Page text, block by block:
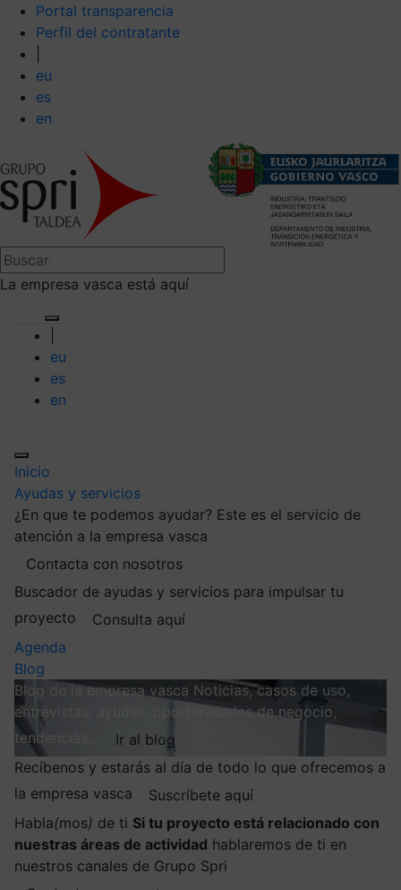
Portal transparencia
Perfil del contratante
eu
es
en
La empresa vasca está aquí
eu
es
en
Inicio
Ayudas y servicios
¿En que te podemos ayudar? Este es el servicio de
atención a la empresa vasca
Contacta con nosotros
Buscador de ayudas y servicios para impulsar tu
proyecto
Consulta aquí
Agenda
Blog
Blog de la empresa vasca Noticias, casos de uso,
entrevistas, ayudas, oportunidades de negocio,
tendencias…
Ir al blog
Recíbenos y estarás al día de todo lo que ofrecemos a
la empresa vasca
Suscríbete aquí
Habla(mos) de ti Si tu proyecto está relacionado con
nuestras áreas de actividad hablaremos de ti en
nuestros canales de Grupo Spri